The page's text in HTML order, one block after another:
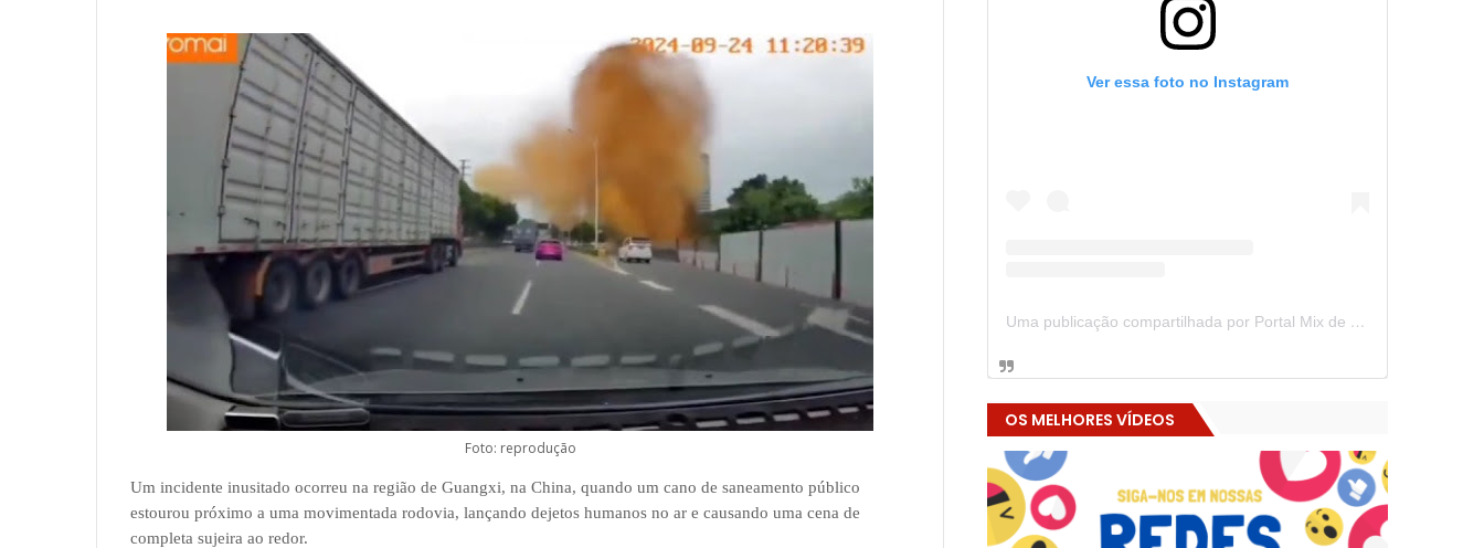
Foto: reprodução
Um incidente inusitado ocorreu na região de Guangxi, na China, quando um cano de saneamento público
estourou próximo a uma movimentada rodovia, lançando dejetos humanos no ar e causando uma cena de
completa sujeira ao redor.
Ver essa foto no Instagram
Uma publicação compartilhada por Portal Mix de Notícias (@portalmixdenoticias)
OS MELHORES VÍDEOS